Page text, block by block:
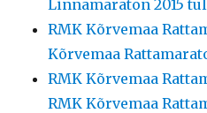
Linnamaraton 2015
RMK Kõrvemaa
Kõrvemaa
RMK Kõrvemaa
RMK Kõrvemaa